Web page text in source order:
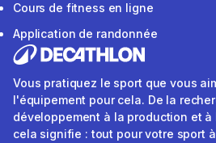
Cours de fitness en ligne
Application de randonnée
Vous pratiquez le sport que vous
l'équipement pour cela. De la
développement à la production et à
cela signifie : tout pour votre sport